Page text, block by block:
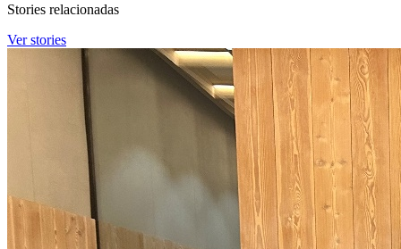
Stories relacionadas
Ver stories